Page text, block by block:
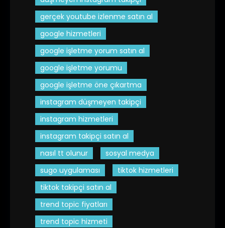
gerçek youtube izlenme satın al
google hizmetleri
google işletme yorum satın al
google işletme yorumu
google işletme öne çıkartma
instagram düşmeyen takipçi
instagram hizmetleri
instagram takipçi satın al
nasıl tt olunur
sosyal medya
sugo uygulaması
tiktok hizmetleri
tiktok takipçi satın al
trend topic fiyatları
trend topic hizmeti